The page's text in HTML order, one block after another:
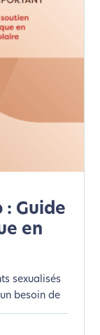
Guide
en
sexualisés
besoin de